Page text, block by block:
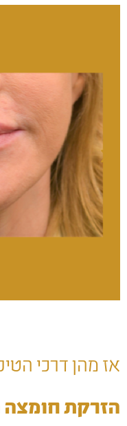
אז מהן דרכי
הזרקת חומצה